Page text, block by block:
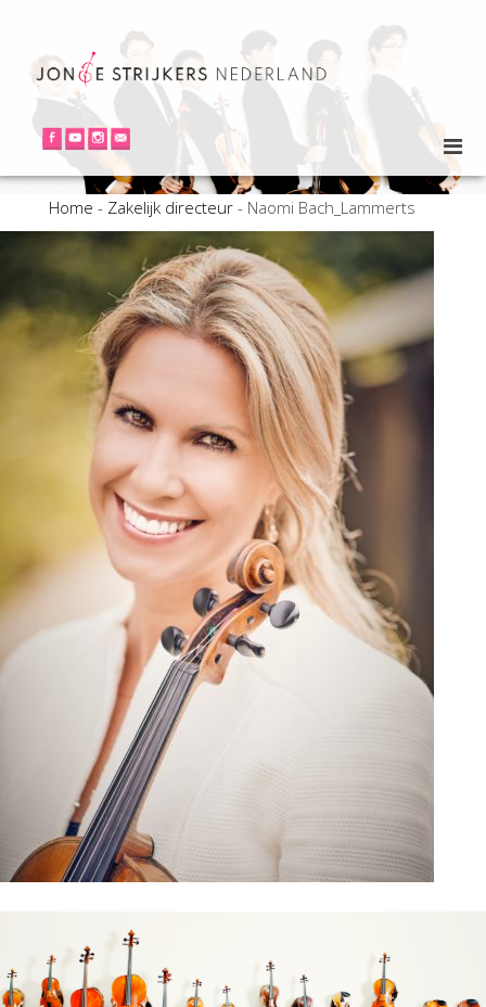
Home - Zakelijk directeur- Naomi Bach_Lammerts